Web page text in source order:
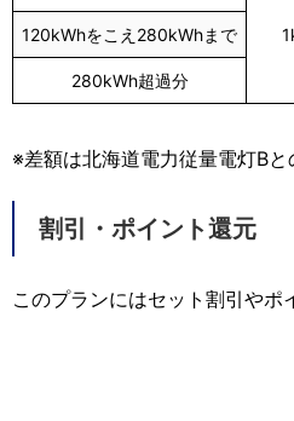
120kWhをこえ280kWhまで
280kWh超過分
※差額は北海道電力従量電灯Bと
割引・ポイント還元
このプランにはセット割引やポ